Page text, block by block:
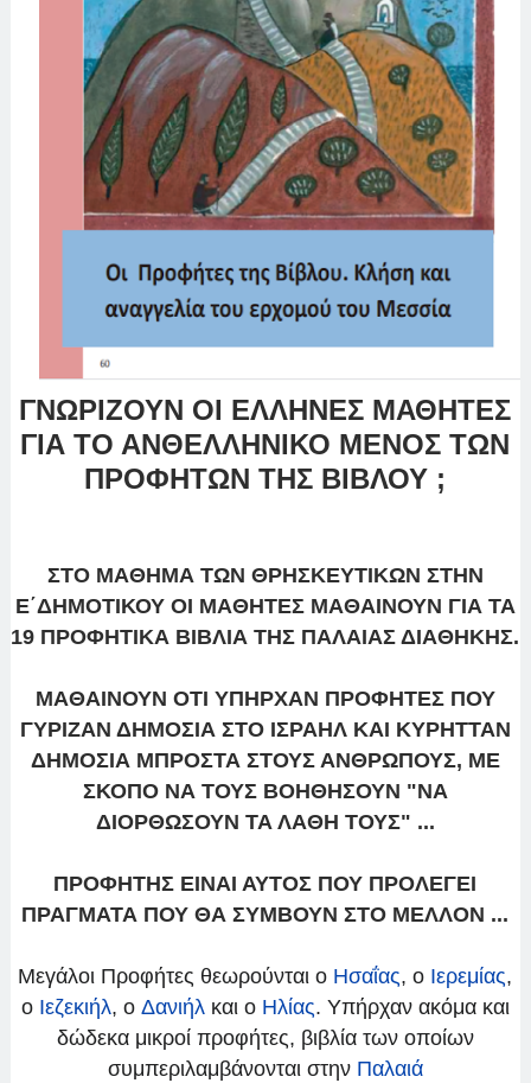
ΓΝΩΡΙΖΟΥΝ ΟΙ ΕΛΛΗΝΕΣ ΜΑΘΗΤΕΣ
ΓΙΑ ΤΟ ΑΝΘΕΛΛΗΝΙΚΟ ΜΕΝΟΣ ΤΩΝ
ΠΡΟΦΗΤΩΝ ΤΗΣ ΒΙΒΛΟΥ ;
ΣΤΟ ΜΑΘΗΜΑ ΤΩΝ ΘΡΗΣΚΕΥΤΙΚΩΝ ΣΤΗΝ
Ε΄ΔΗΜΟΤΙΚΟΥ ΟΙ ΜΑΘΗΤΕΣ ΜΑΘΑΙΝΟΥΝ ΓΙΑ ΤΑ
19 ΠΡΟΦΗΤΙΚΑ ΒΙΒΛΙΑ ΤΗΣ ΠΑΛΑΙΑΣ ΔΙΑΘΗΚΗΣ.
ΜΑΘΑΙΝΟΥΝ ΟΤΙ ΥΠΗΡΧΑΝ ΠΡΟΦΗΤΕΣ ΠΟΥ
ΓΥΡΙΖΑΝ ΔΗΜΟΣΙΑ ΣΤΟ ΙΣΡΑΗΛ ΚΑΙ ΚΥΡΗΤΤΑΝ
ΔΗΜΟΣΙΑ ΜΠΡΟΣΤΑ ΣΤΟΥΣ ΑΝΘΡΩΠΟΥΣ, ΜΕ
ΣΚΟΠΟ ΝΑ ΤΟΥΣ ΒΟΗΘΗΣΟΥΝ "ΝΑ
ΔΙΟΡΘΩΣΟΥΝ ΤΑ ΛΑΘΗ ΤΟΥΣ" ...
ΠΡΟΦΗΤΗΣ ΕΙΝΑΙ ΑΥΤΟΣ ΠΟΥ ΠΡΟΛΕΓΕΙ
ΠΡΑΓΜΑΤΑ ΠΟΥ ΘΑ ΣΥΜΒΟΥΝ ΣΤΟ ΜΕΛΛΟΝ ...
Μεγάλοι Προφήτες θεωρούνται ο Ησαΐας, ο Ιερεμίας,
ο Ιεζεκιήλ, ο Δανιήλκαι ο Ηλίας. Υπήρχαν ακόμα και
δώδεκα μικροί προφήτες, βιβλία των οποίων
συμπεριλαμβάνονται στην Παλαιά